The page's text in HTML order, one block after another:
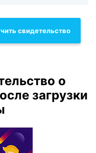
свидетельство
о
загрузки